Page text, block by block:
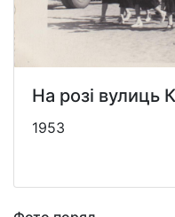
На розі вулиць
1953
Donate
Share